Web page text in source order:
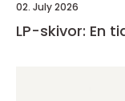
02. July 2026
LP-skivor: En